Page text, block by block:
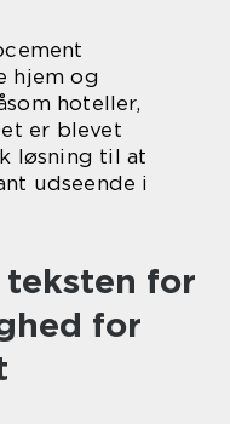
hjem og
hoteller,
er blevet
løsning til at
udseende i
for
for